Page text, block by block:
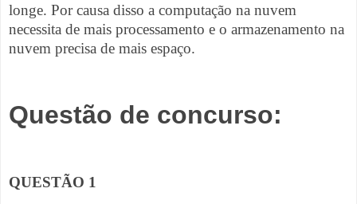
longe. Por causa disso a computação na nuvem
necessita de mais processamento e o armazenamento na
nuvem precisa de mais espaço.
Questão de concurso:
QUESTÃO 1